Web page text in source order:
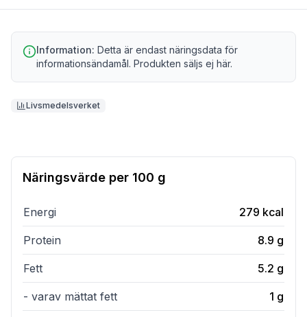
Information: Detta är endast näringsdata för
informationsändamål. Produkten säljs ej här.
Livsmedelsverket
Näringsvärde per 100 g
Energi 279 kcal
Protein 8.9 g
Fett 5.2 g
- varav mättat fett 1 g